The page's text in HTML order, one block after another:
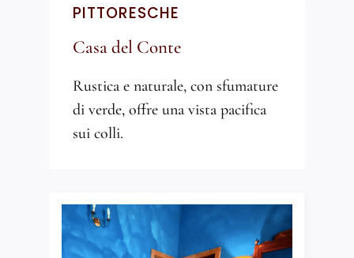
PITTORESCHE
Casa del Conte
Rustica e naturale, con sfumature
di verde, offre una vista pacifica
sui colli.